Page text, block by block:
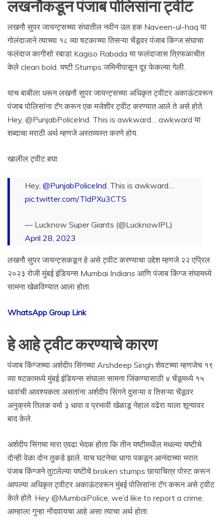
लखनौकडून पंजाब पोलिसांना ट्वीट
लखनौ सुपर जायन्ट्सच्या संघातील नवीन उल हक Naveen-ul-haq या
गोलंदाजाने त्याच्या १८ व्या षटकाच्या तिसऱ्या चेंडूवर पंजाब किंग्ज संघाचा
फलंदाज कागीसो रबाडा Kagiso Rabada या फलंदाजास त्रिफळाचीत
केले clean bold. यष्टी Stumps जमिनीपासून दूर फेकल्या गेली.
याच बाबीला धरून लखनौ सुपर जायन्ट्सच्या अधिकृत ट्वीटर अकाऊंटवरून
पंजाब पोलिसांना टॅग करून एक मजेशीर ट्वीट करण्यात आले ते असे होते.
Hey, @PunjabPoliceInd. This is awkward… awkward या
शब्दाचा मराठी अर्थ म्हणजे अस्तव्यस्त करणे होय.
खालील ट्वीट बघा.
Hey, @PunjabPoliceInd. This is awkward…
pic.twitter.com/TldPXu3CTS
— Lucknow Super Giants (@LucknowIPL)
April 28, 2023
लखनौ सुपर जायन्ट्सकडून हे असे ट्वीट करण्याचा उद्देश म्हणजे २२ एप्रिल
२०२३ रोजी मुंबई इंडियन्स Mumbai Indians आणि पंजाब किंग्ज संघामध्ये
सामना खेळविण्यात आला होता.
WhatsApp Group Link
हे आहे ट्वीट करण्याचे कारण
पंजाब किंग्जच्या अर्शदीप सिंगच्या Arshdeep Singh शेवटच्या म्हणजेच १९
व्या षटकामध्ये मुंबई इंडियन्स संघाला सामना जिंकण्यासाठी ४ चेंडूमध्ये १५
धावांची आवश्यकता असतांना अर्शदीप सिंगने दुसऱ्या व तिसऱ्या चेंडूवर
अनुक्रमे तिलक वर्मा ३ धावा व प्रभावी खेळाडू नेहाल वढेरा याला शून्यावर
बाद केले.
अर्शदीप सिंगचा मारा एवढा भेदक होता कि तीन यष्टीमधील मधल्या यष्टीचे
दोन्ही वेळा दोन तुकडे झाले. याच घटनेचा धागा पकडून आनंदाच्या भरात
पंजाब किंग्जने तुटलेल्या यष्टीचे broken stumps छायाचित्र पोस्ट करून
आपल्या अधिकृत ट्वीटर अकाऊंटवरून मुंबई पोलिसांना टॅग करून असे ट्वीट
केले होते. Hey @MumbaiPolice, we’d like to report a crime.
आम्हाला गुन्हा नोंदवायचा आहे असा त्याचा अर्थ होता.